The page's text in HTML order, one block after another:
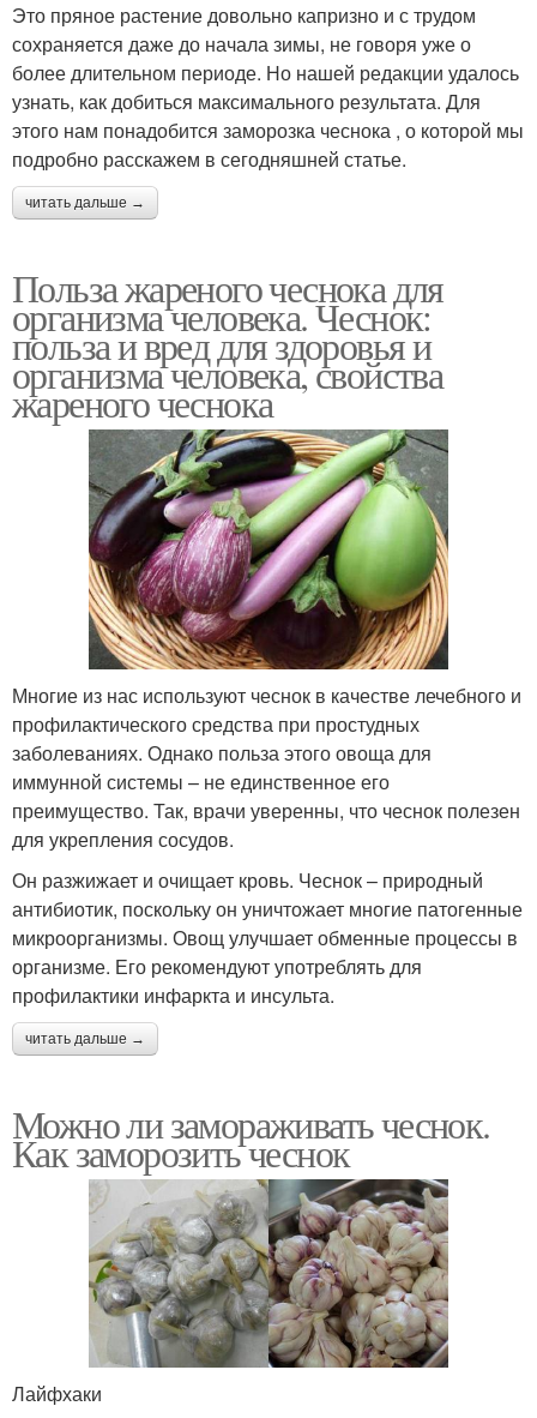
Это пряное растение довольно капризно и с трудом
сохраняется даже до начала зимы, не говоря уже о
более длительном периоде. Но нашей редакции удалось
узнать, как добиться максимального результата. Для
этого нам понадобится заморозка чеснока , о которой мы
подробно расскажем в сегодняшней статье.
читать дальше →
Польза жареного чеснока для
организма человека. Чеснок:
польза и вред для здоровья и
организма человека, свойства
жареного чеснока
Многие из нас используют чеснок в качестве лечебного и
профилактического средства при простудных
заболеваниях. Однако польза этого овоща для
иммунной системы – не единственное его
преимущество. Так, врачи уверенны, что чеснок полезен
для укрепления сосудов.
Он разжижает и очищает кровь. Чеснок – природный
антибиотик, поскольку он уничтожает многие патогенные
микроорганизмы. Овощ улучшает обменные процессы в
организме. Его рекомендуют употреблять для
профилактики инфаркта и инсульта.
читать дальше →
Можно ли замораживать чеснок.
Как заморозить чеснок
Лайфхаки